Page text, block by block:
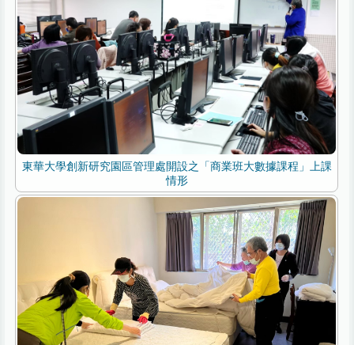
東華大學創新研究園區管理處開設之「商業班大數據課程」上課
情形